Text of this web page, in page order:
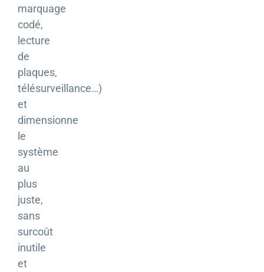
marquage
codé,
lecture
de
plaques,
télésurveillance…)
et
dimensionne
le
système
au
plus
juste,
sans
surcoût
inutile
et